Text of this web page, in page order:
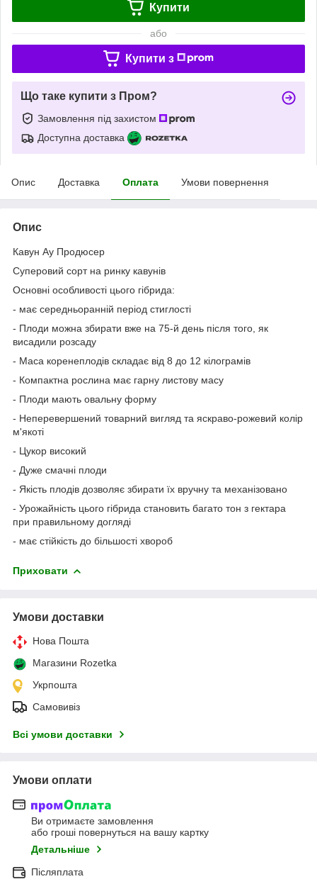
Купити
або
Купити з
Що таке купити з Пром?
Замовлення під захистом
Доступна доставка
Опис Доставка Оплата Умови повернення
Опис
Кавун Ау Продюсер
Суперовий сорт на ринку кавунів
Основні особливості цього гібрида:
- має середньоранній період стиглості
- Плоди можна збирати вже на 75-й день після того, як
висадили розсаду
- Маса коренеплодів складає від 8 до 12 кілограмів
- Компактна рослина має гарну листову масу
- Плоди мають овальну форму
- Неперевершений товарний вигляд та яскраво-рожевий колір
м'якоті
- Цукор високий
- Дуже смачні плоди
- Якість плодів дозволяє збирати їх вручну та механізовано
- Урожайність цього гібрида становить багато тон з гектара
при правильному догляді
- має стійкість до більшості хвороб
Приховати
Умови доставки
Нова Пошта
Магазини Rozetka
Укрпошта
Самовивіз
Всі умови доставки
Умови оплати
Ви отримаєте замовлення
або гроші повернуться на вашу картку
Детальніше
Післяплата